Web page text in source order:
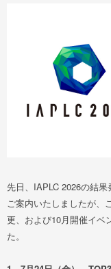
先日、IAPLC 2026の結
ご案内いたしましたが、
更、および10月開催イベ
た。